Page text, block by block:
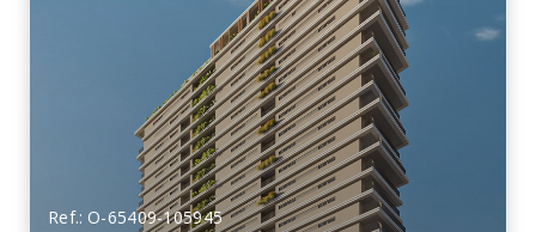
Ref.: O-65409-105945